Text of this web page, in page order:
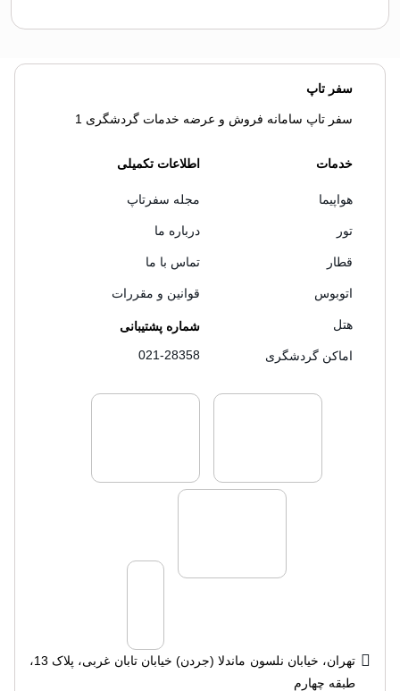
سفر تاپ
سفر تاپ سامانه فروش و عرضه خدمات گردشگری 1
خدمات
هواپیما
تور
قطار
اتوبوس
هتل
اماکن گردشگری
اطلاعات تکمیلی
مجله سفرتاپ
درباره ما
تماس با ما
قوانین و مقررات
شماره پشتیبانی
021-28358
لایسنس های فروش سفرتاپلایسنس های
لایسنس های فروش سفرتاپ
تهران، خیابان نلسون ماندلا (جردن) خیابان تابان غربی، پلاک 13،
طبقه چهارم